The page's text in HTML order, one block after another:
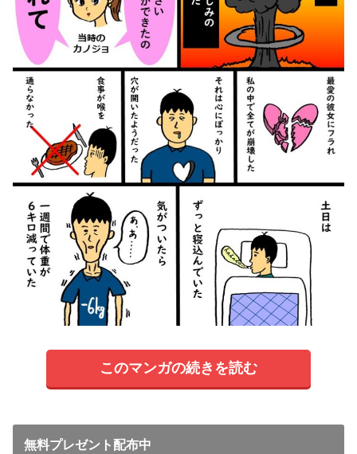
このマンガの続きを読む
無料プレゼント配布中